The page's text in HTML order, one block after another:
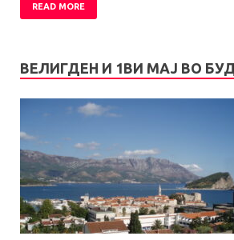
READ MORE
ВЕЛИГДЕН И 1ВИ МАЈ ВО